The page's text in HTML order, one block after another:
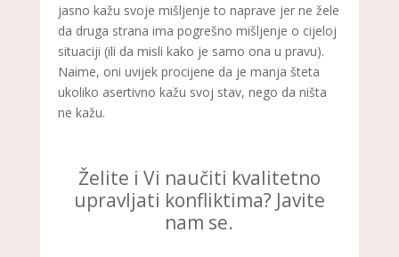
jasno kažu svoje mišljenje to naprave jer ne žele
da druga strana ima pogrešno mišljenje o cijeloj
situaciji (ili da misli kako je samo ona u pravu).
Naime, oni uvijek procijene da je manja šteta
ukoliko asertivno kažu svoj stav, nego da ništa
ne kažu.
Želite i Vi naučiti kvalitetno
upravljati konfliktima? Javite
nam se.